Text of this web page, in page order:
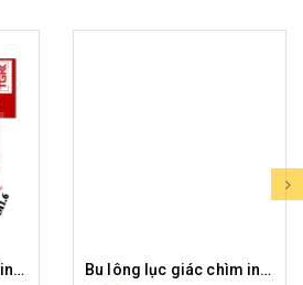
Bu lông lục giác chìm inox 316-M1.6x4
Bu lông lục giác chìm inox 316-M1.6x5